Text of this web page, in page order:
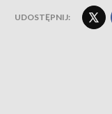
UDOSTĘPNIJ: